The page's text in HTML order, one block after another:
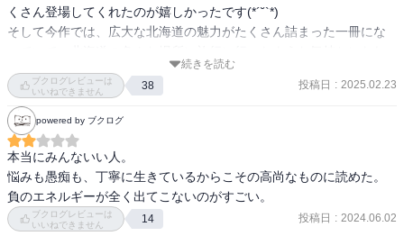
くさん登場してくれたのが嬉しかったです(*´˘`*)
そして今作では、広大な北海道の魅力がたくさん詰まった一冊にな
て楽しかったです♬
続きを読む
ブクログレビューは
いいねできません
38 投稿日 : 2025.02.23
powered by ブクログ
本当にみんないい人。
悩みも愚痴も、丁寧に生きているからこその高尚なものに読めた。
負のエネルギーが全く出てこないのがすごい。
ブクログレビューは
いいねできません
14 投稿日 : 2024.06.02